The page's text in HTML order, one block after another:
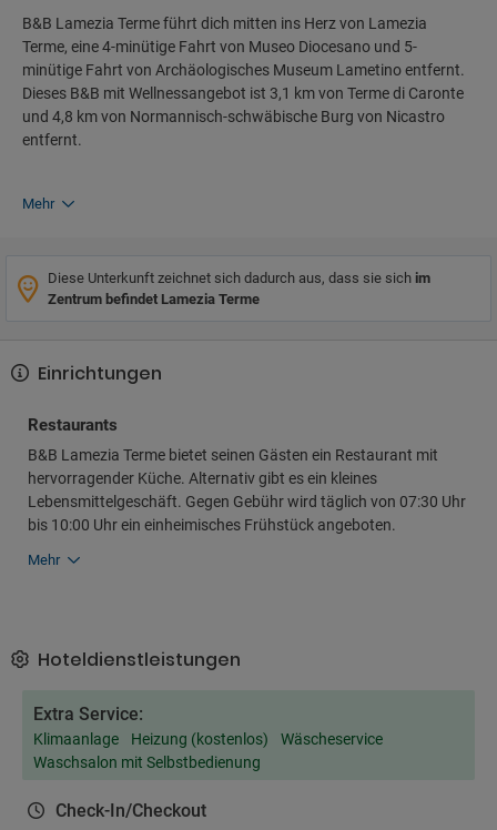
B&B Lamezia Terme führt dich mitten ins Herz von Lamezia
Terme, eine 4-minütige Fahrt von Museo Diocesano und 5-
minütige Fahrt von Archäologisches Museum Lametino entfernt.
Dieses B&B mit Wellnessangebot ist 3,1 km von Terme di Caronte
und 4,8 km von Normannisch-schwäbische Burg von Nicastro
entfernt.
Mehr
Diese Unterkunft zeichnet sich dadurch aus, dass sie sich im
Zentrum befindet Lamezia Terme
Einrichtungen
Restaurants
B&B Lamezia Terme bietet seinen Gästen ein Restaurant mit
hervorragender Küche. Alternativ gibt es ein kleines
Lebensmittelgeschäft. Gegen Gebühr wird täglich von 07:30 Uhr
bis 10:00 Uhr ein einheimisches Frühstück angeboten.
Mehr
Hoteldienstleistungen
Extra Service:
Klimaanlage Heizung (kostenlos)
Wäscheservice
Waschsalon mit Selbstbedienung
Check-In/Checkout